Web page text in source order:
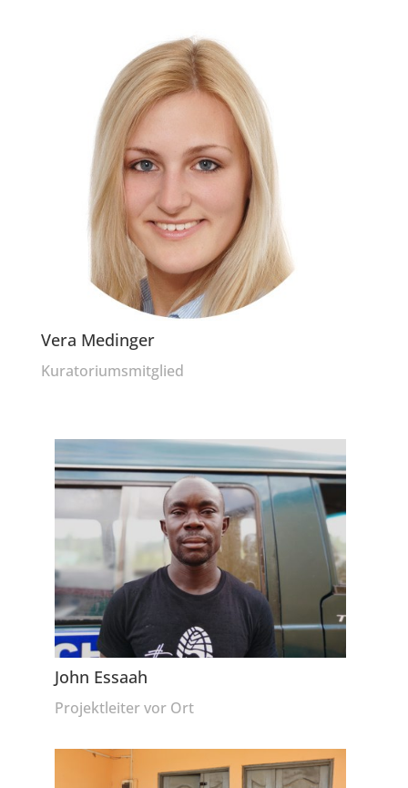
Vera Medinger
Kuratoriumsmitglied
John Essaah
Projektleiter vor Ort